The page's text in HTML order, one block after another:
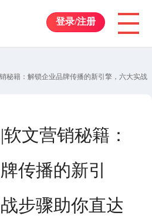
登录/注册
秘籍：解锁企业品牌传播的新引擎，六大实战
文营销秘籍：
传播的新引
步骤助你直达